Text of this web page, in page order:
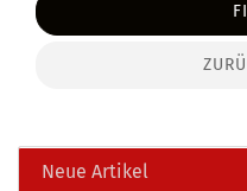
Neue Artikel